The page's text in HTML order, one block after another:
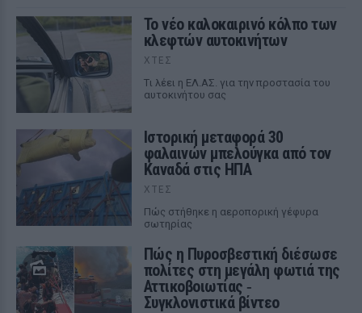
Το νέο καλοκαιρινό κόλπο των
κλεφτών αυτοκινήτων
ΧΤΕΣ
Tι λέει η ΕΛ.ΑΣ. για την προστασία του
αυτοκινήτου σας
Ιστορική μεταφορά 30
φαλαινών μπελούγκα από τον
Καναδά στις ΗΠΑ
ΧΤΕΣ
Πώς στήθηκε η αεροπορική γέφυρα
σωτηρίας
Πώς η Πυροσβεστική διέσωσε
πολίτες στη μεγάλη φωτιά της
Αττικοβοιωτίας ‑
Συγκλονιστικά βίντεο